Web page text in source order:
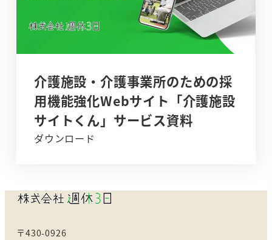
介護施設・介護事業所のための採
用機能強化Webサイト「介護施設
サイトくん」サービス資料
ダウンロード
〒430-0926